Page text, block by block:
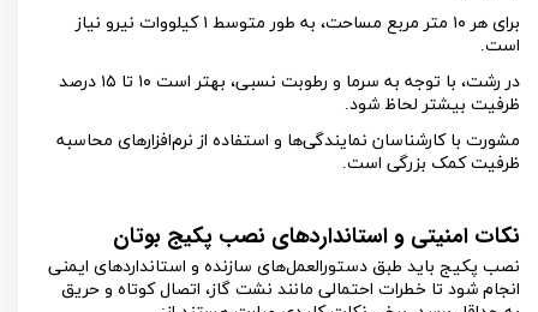
برای هر ۱۰ متر مربع مساحت، به طور متوسط ۱ کیلووات نیرو نیاز
است.
در رشت، با توجه به سرما و رطوبت نسبی، بهتر است ۱۰ تا ۱۵ درصد
ظرفیت بیشتر لحاظ شود.
مشورت با کارشناسان نمایندگی‌ها و استفاده از نرم‌افزارهای محاسبه
ظرفیت کمک بزرگی است.
نکات امنیتی و استانداردهای نصب پکیج بوتان
نصب پکیج باید طبق دستورالعمل‌های سازنده و استانداردهای ایمنی
انجام شود تا خطرات احتمالی مانند نشت گاز، اتصال کوتاه و حریق